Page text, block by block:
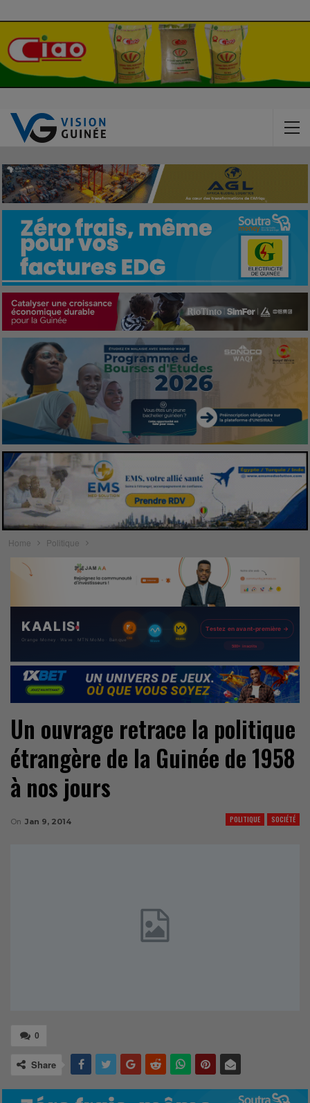
Home Politique
Un ouvrage retrace la politique
étrangère de la Guinée de 1958
à nos jours
POLITIQUE SOCIÉTÉ
On Jan 9, 2014
0
Share